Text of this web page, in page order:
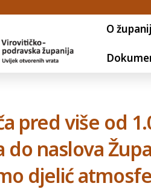
O
pred više od
do naslova
djelić